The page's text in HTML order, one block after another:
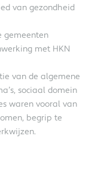
van gezondheid
gemeenten
met HKN
van de algemene
sociaal domein
waren vooral van
begrip te